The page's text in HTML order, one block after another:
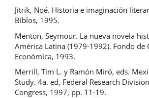
Jitrik, Noé. Historia e imaginación
Biblos, 1995.
Menton, Seymour. La nueva novela
América Latina (1979-1992). Fondo de
Económica, 1993.
Merrill, Tim L. y Ramón Miró, eds.
Study. 4a. ed, Federal Research
Congress, 1997, pp. 11-19.